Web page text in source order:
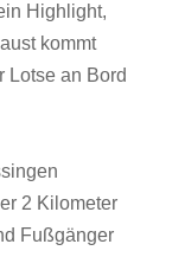
Highlight,
kommt
Lotse an Bord
2 Kilometer
Fußgänger